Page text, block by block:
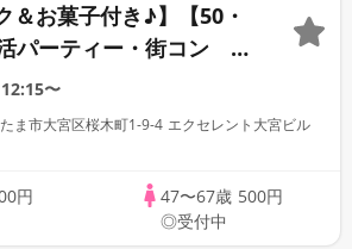
＆お菓子付き♪】【50・
パーティー・街コン ～
12:15〜
ま市大宮区桜木町1-9-4 エクセレント大宮ビル
円
47〜67歳 500円
◎受付中